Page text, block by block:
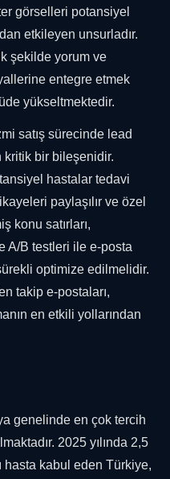
görselleri potansiyel
etkileyen unsurladır.
şekilde yorum ve
entegre etmek
yükseltmektedir.
satış sürecinde lead
kritik bir bileşenidir.
hastalar tedavi
paylaşılır ve özel
konu satırları,
A/B testleri ile e-posta
optimize edilmelidir.
takip e-postaları,
en etkili yollarından
genelinde en çok tercih
2025 yılında 2,5
hasta kabul eden Türkiye,